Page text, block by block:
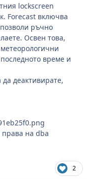
lockscreen
Forecast включва
ръчно
Освен това,
време и
деактивирате,
права на dba
2